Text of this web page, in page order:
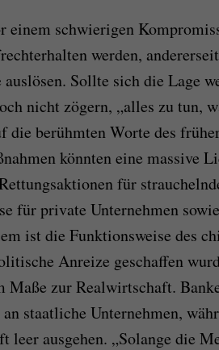
einem schwierigen
werden,
auslösen. Sollte sich die Lage
nicht zögern, „alles zu tun,
die berühmten Worte des
könnten eine massive
für
für private Unternehmen
ist die Funktionsweise des
Anreize geschaffen
Maße zur Realwirtschaft.
staatliche Unternehmen,
leer ausgehen. „Solange die